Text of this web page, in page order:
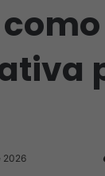
2026